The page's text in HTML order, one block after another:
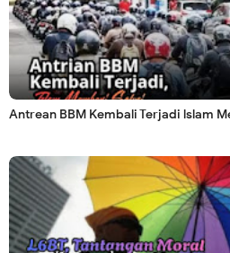
Antrean BBM Kembali Terjadi lslam